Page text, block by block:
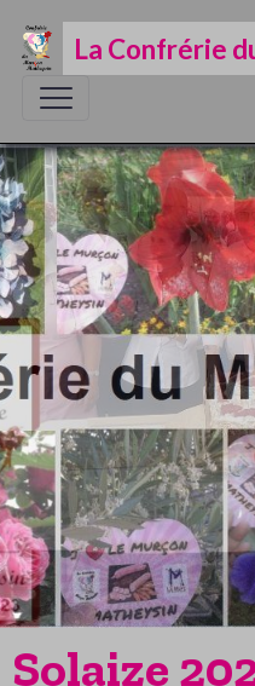
La Confrérie
Solaize